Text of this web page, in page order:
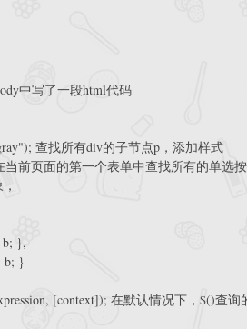
中写了一段html代码
查找所有div的子节点p，添加样式
当前页面的第一个表单中查找所有的单选
b; },
b; }
[context]); 在默认情况下，$()查